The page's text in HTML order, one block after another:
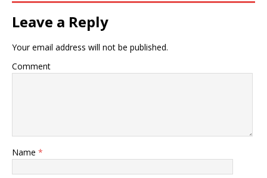
Leave a Reply
Your email address will not be published.
Comment
Name *